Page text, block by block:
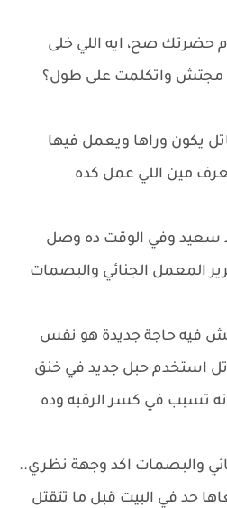
حضرتك صح، ايه اللي خلى
مجتش واتكلمت على طول؟
يكون وراها ويعمل فيها
مين اللي عمل كده
سعيد وفي الوقت ده وصل
المعمل الجنائي والبصمات
فيه حاجة جديدة هو نفس
استخدم حبل جديد في خنق
تسبب في كسر الرقبه وده
والبصمات اكد وجهة نظري..
حد في البيت قبل ما تتقتل